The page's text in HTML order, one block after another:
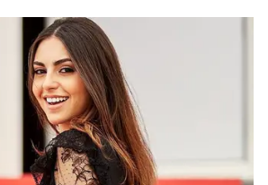
CEO அமிதேஷ் ஜா
மூலம், ஸ்விக்கி
நாட்டின் மிகவும் மலிவு
விரைவான வணிக
பெரிய
பயனர்களுக்கு சிறந்த